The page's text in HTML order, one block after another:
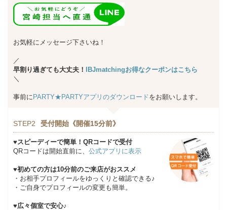
お気軽にメッセージ下さいね！
／
早割り過ぎても大丈夫！ IBJmatchingお得なクーポンはこちら
＼
事前に PARTY★PARTYアプリのダウンロードをお願いします。
STEP2 受付開始《開催15分前》
♥スピーディーで簡単！QRコードで受付
QRコードは開始直前に、 公式アプリに表示
♥初めての方は10分前のご来店がおススメ
・お相手プロフィールをゆっくりと確認できる♪
・ご自身でプロフィールの変更も簡単。
♥広々個室で安心♪